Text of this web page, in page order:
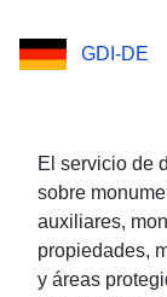
GDI-DE
El servicio de
sobre
auxiliares,
propiedades,
y áreas